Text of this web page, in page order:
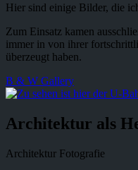
Hier sind einige Bilder, die
Zum Einsatz kamen
immer in von ihrer
überzeugt haben.
B & W Gallery
Architektur als
Architektur Fotografie